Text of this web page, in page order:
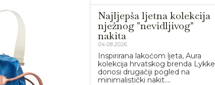
Najljepša ljetna kolekcija
nježnog "nevidljivog"
nakita
04.08.2026.
Inspirirana lakoćom ljeta, Aura
kolekcija hrvatskog brenda Lykke
donosi drugačiji pogled na
minimalistički nakit....